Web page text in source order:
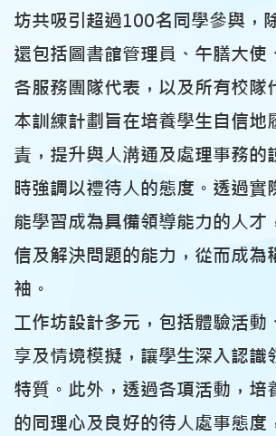
坊共吸引超過100名同學參與，
還包括圖書館管理員、午膳大使
各服務團隊代表，以及所有校隊
本訓練計劃旨在培養學生自信地
責，提升與人溝通及處理事務的
時強調以禮待人的態度。透過實
能學習成為具備領導能力的人才
信及解決問題的能力，從而成為
袖。
工作坊設計多元，包括體驗活動
享及情境模擬，讓學生深入認識
特質。此外，透過各項活動，培
的同理心及良好的待人處事態度